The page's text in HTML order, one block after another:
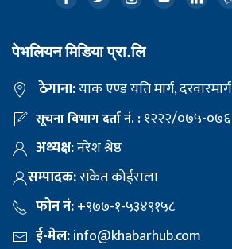
पेभलियन मिडिया प्रा.लि
ठेगाना:याक एण्ड यति मार्ग, दरवारमार्ग
सूचना विभाग दर्ता नं. :१२२२/०७५-०७६
अध्यक्ष:नरेश श्रेष्ठ
सम्पादक:संकेत कोईराला
फोन नं:+९७७-१-५३४९१५८
ई-मेल:info@khabarhub.com